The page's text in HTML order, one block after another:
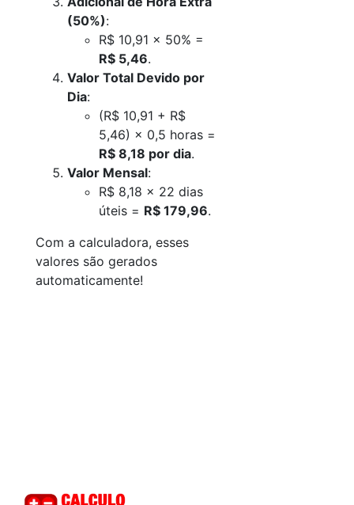
(50%):
R$ 10,91 × 50% =
R$ 5,46.
Valor Total Devido por
Dia:
(R$ 10,91 + R$
5,46) × 0,5 horas =
R$ 8,18 por dia.
Valor Mensal:
R$ 8,18 × 22 dias
úteis = R$ 179,96.
Com a calculadora, esses
valores são gerados
automaticamente!